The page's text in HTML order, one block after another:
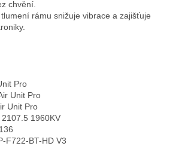
chvění.
rámu snižuje vibrace a zajišťuje
Pro
Unit Pro
Unit Pro
1960KV
F722-BT-HD V3